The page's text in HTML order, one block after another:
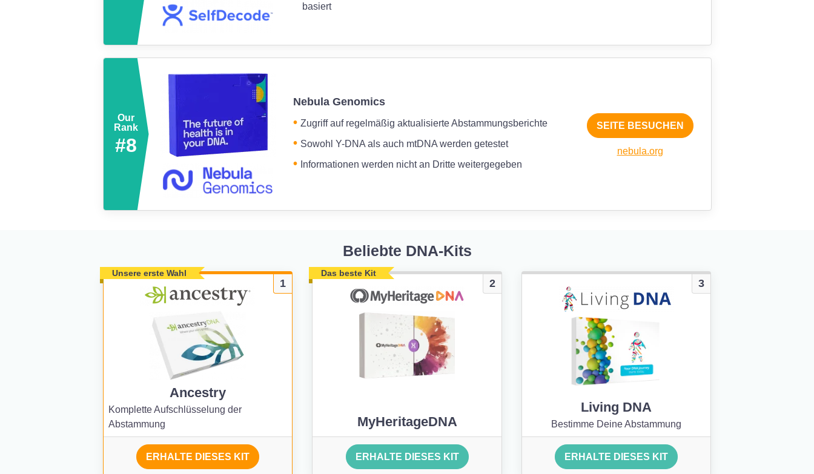
basiert
Our
Rank
#8
Nebula Genomics
Zugriff auf regelmäßig aktualisierte Abstammungsberichte
Sowohl Y-DNA als auch mtDNA werden getestet
Informationen werden nicht an Dritte weitergegeben
SEITE BESUCHEN
nebula.org
Beliebte DNA-Kits
Unsere erste Wahl
1
Ancestry
Komplette Aufschlüsselung der
Abstammung
ERHALTE DIESES KIT
Das beste Kit
2
MyHeritageDNA
ERHALTE DIESES KIT
3
Living DNA
Bestimme Deine Abstammung
ERHALTE DIESES KIT